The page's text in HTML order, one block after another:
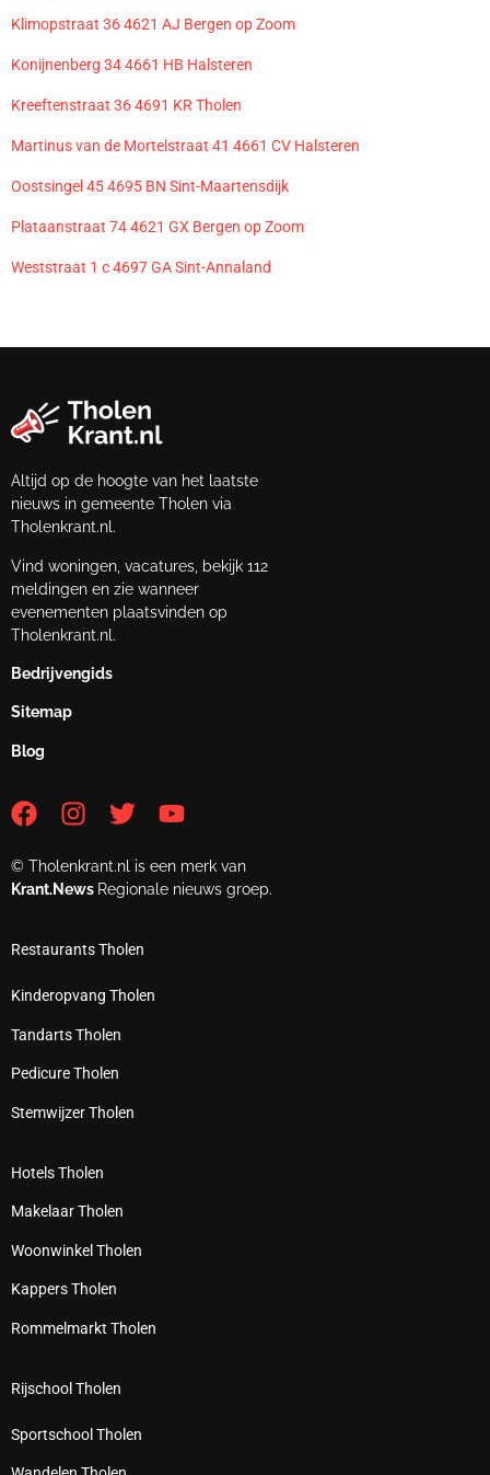
Klimopstraat 36 4621 AJ Bergen op Zoom
Konijnenberg 34 4661 HB Halsteren
Kreeftenstraat 36 4691 KR Tholen
Martinus van de Mortelstraat 41 4661 CV Halsteren
Oostsingel 45 4695 BN Sint-Maartensdijk
Plataanstraat 74 4621 GX Bergen op Zoom
Weststraat 1 c 4697 GA Sint-Annaland
Altijd op de hoogte van het laatste
nieuws in gemeente Tholen via
Tholenkrant.nl.
Vind woningen, vacatures, bekijk 112
meldingen en zie wanneer
evenementen plaatsvinden op
Tholenkrant.nl.
Bedrijvengids
Sitemap
Blog
© Tholenkrant.nl is een merk van
Krant.News Regionale nieuws groep.
Restaurants Tholen
Kinderopvang Tholen
Tandarts Tholen
Pedicure Tholen
Stemwijzer Tholen
Hotels Tholen
Makelaar Tholen
Woonwinkel Tholen
Kappers Tholen
Rommelmarkt Tholen
Rijschool Tholen
Sportschool Tholen